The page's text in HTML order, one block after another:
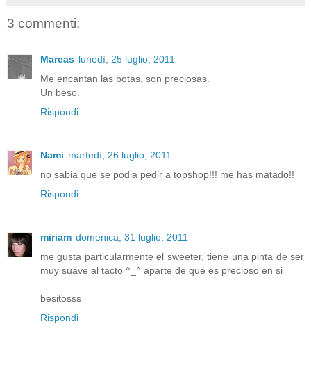
3 commenti:
Mareas lunedì, 25 luglio, 2011
Me encantan las botas, son preciosas.
Un beso.
Rispondi
Nami martedì, 26 luglio, 2011
no sabia que se podia pedir a topshop!!! me has matado!!
Rispondi
miriam domenica, 31 luglio, 2011
me gusta particularmente el sweeter, tiene una pinta de ser
muy suave al tacto ^_^ aparte de que es precioso en si
besitosss
Rispondi